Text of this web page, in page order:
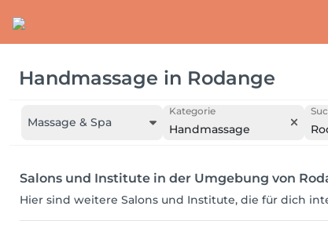
Handmassage in Rodange
Massage & Spa
Kategorie
Handmassage
Salons und Institute in der Umgebung von
Hier sind weitere Salons und Institute, die für dich